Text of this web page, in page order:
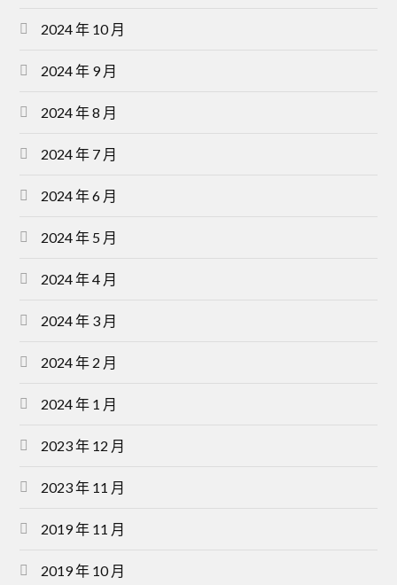
2024 年 10 月
2024 年 9 月
2024 年 8 月
2024 年 7 月
2024 年 6 月
2024 年 5 月
2024 年 4 月
2024 年 3 月
2024 年 2 月
2024 年 1 月
2023 年 12 月
2023 年 11 月
2019 年 11 月
2019 年 10 月